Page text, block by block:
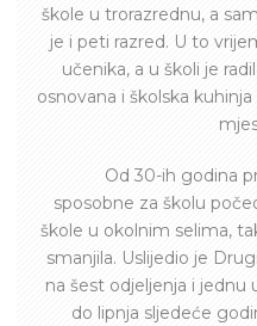
škole u trorazrednu, a
je i peti razred. U to
učenika, a u školi je
osnovana i školska
Od 30-ih godina
sposobne za školu
škole u okolnim selima,
smanjila. Uslijedio je
na šest odjeljenja i jednu
do lipnja sljedeće